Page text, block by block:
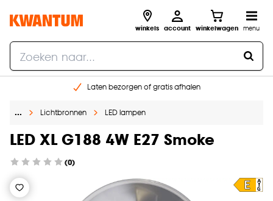
winkels account winkelwagen menu
Laten bezorgen of gratis afhalen
Gratis raam advies en opmeten aan huis
… Lichtbronnen LED lampen
LED XL G188 4W E27 Smoke
(0)